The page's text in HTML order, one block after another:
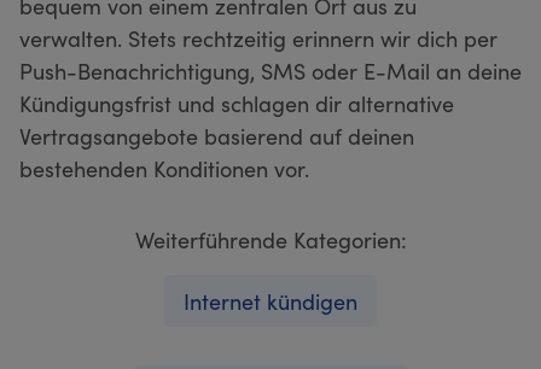
verwalten. Stets rechtzeitig erinnern wir dich per
Push-Benachrichtigung, SMS oder E-Mail an deine
Kündigungsfrist und schlagen dir alternative
Vertragsangebote basierend auf deinen
bestehenden Konditionen vor.
Weiterführende Kategorien:
Internet kündigen